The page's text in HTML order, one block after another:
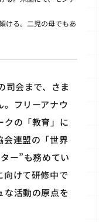
ける。二児の母でもあ
司会まで、さま
。フリーアナウ
クの「教育」に
会連盟の「世界
ー”も務めてい
向けて研修中で
な活動の原点を